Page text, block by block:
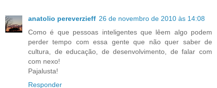
anatolio pereverzieff 26 de novembro de 2010 às 14:08
Como é que pessoas inteligentes que lêem algo podem
perder tempo com essa gente que não quer saber de
cultura, de educação, de desenvolvimento, de falar com
com nexo!
Pajalusta!
Responder